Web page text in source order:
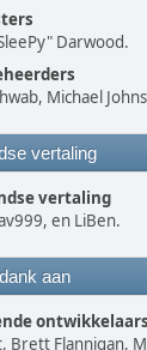
Darwood.
Michael
vertaling
vertaling
en LiBen.
aan
ontwikkelaars
Brett Flannigan,